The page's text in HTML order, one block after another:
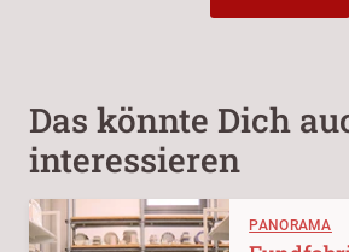
Das könnte Dich
interessieren
PANORAMA